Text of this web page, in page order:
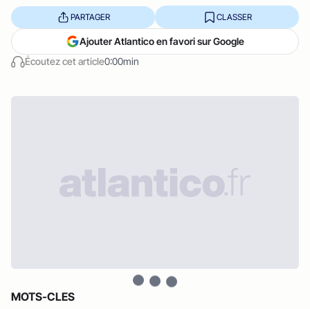
Écoutez cet article0:00min
PARTAGER CLASSER
Ajouter Atlantico en favori sur Google
MOTS-CLES